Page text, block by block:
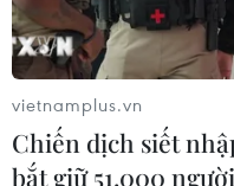
Bổ sung một số chức
quyền xử phạt vi
từ ngày 26/9
07/08/2026 23:00
vietnamplus.vn
Chiến dịch siết
bắt giữ 51.000 người